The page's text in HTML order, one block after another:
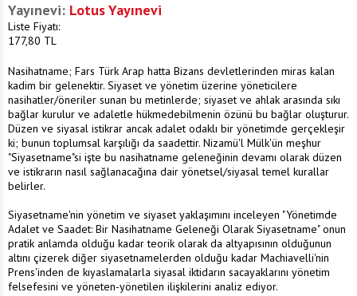
Yayınevi: Lotus Yayınevi
Liste Fiyatı:
177,80 TL
Nasihatname; Fars Türk Arap hatta Bizans devletlerinden miras kalan
kadim bir gelenektir. Siyaset ve yönetim üzerine yöneticilere
nasihatler/öneriler sunan bu metinlerde; siyaset ve ahlak arasında sıkı
bağlar kurulur ve adaletle hükmedebilmenin özünü bu bağlar oluşturur.
Düzen ve siyasal istikrar ancak adalet odaklı bir yönetimde gerçekleşir
ki; bunun toplumsal karşılığı da saadettir. Nizamü'l Mülk'ün meşhur
"Siyasetname"si işte bu nasihatname geleneğinin devamı olarak düzen
ve istikrarın nasıl sağlanacağına dair yönetsel/siyasal temel kurallar
belirler.
Siyasetname'nin yönetim ve siyaset yaklaşımını inceleyen "Yönetimde
Adalet ve Saadet: Bir Nasihatname Geleneği Olarak Siyasetname" onun
pratik anlamda olduğu kadar teorik olarak da altyapısının olduğunun
altını çizerek diğer siyasetnamelerden olduğu kadar Machiavelli'nin
Prens'inden de kıyaslamalarla siyasal iktidarın sacayaklarını yönetim
felsefesini ve yöneten-yönetilen ilişkilerini analiz ediyor.